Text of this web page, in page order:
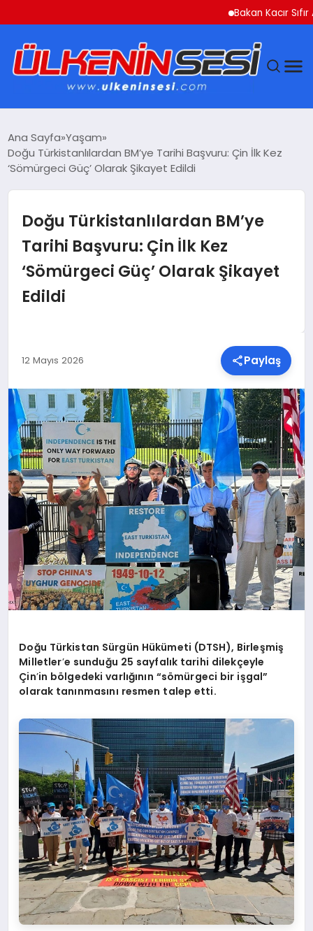
Bakan Kacır Sıfır Atık
EKONOMI
MAGAZIN
SAĞLIK
YAŞAM
MALATYA HABERLERI
Ana Sayfa Yaşam
Doğu Türkistanlılardan BM’ye Tarihi Başvuru: Çin İlk Kez
‘Sömürgeci Güç’ Olarak Şikayet Edildi
Doğu Türkistanlılardan BM’ye
Tarihi Başvuru: Çin İlk Kez
‘Sömürgeci Güç’ Olarak Şikayet
Edildi
12 Mayıs 2026 Paylaş
Doğu Türkistan Sürgün Hükümeti (DTSH), Birleşmiş
Milletler’e sunduğu 25 sayfalık tarihi dilekçeyle
Çin’in bölgedeki varlığının “sömürgeci bir işgal”
olarak tanınmasını resmen talep etti.